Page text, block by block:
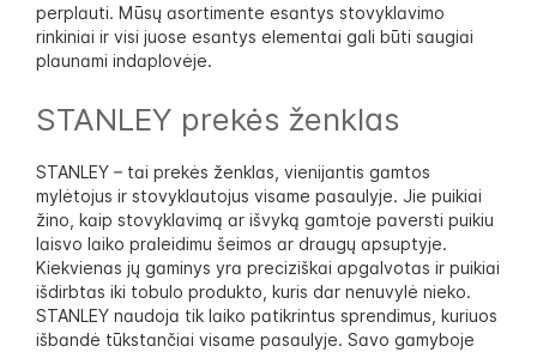
perplauti. Mūsų asortimente esantys stovyklavimo
rinkiniai ir visi juose esantys elementai gali būti saugiai
plaunami indaplovėje.
STANLEY prekės ženklas
STANLEY – tai prekės ženklas, vienijantis gamtos
mylėtojus ir stovyklautojus visame pasaulyje. Jie puikiai
žino, kaip stovyklavimą ar išvyką gamtoje paversti puikiu
laisvo laiko praleidimu šeimos ar draugų apsuptyje.
Kiekvienas jų gaminys yra preciziškai apgalvotas ir puikiai
išdirbtas iki tobulo produkto, kuris dar nenuvylė nieko.
STANLEY naudoja tik laiko patikrintus sprendimus, kuriuos
išbandė tūkstančiai visame pasaulyje. Savo gamyboje